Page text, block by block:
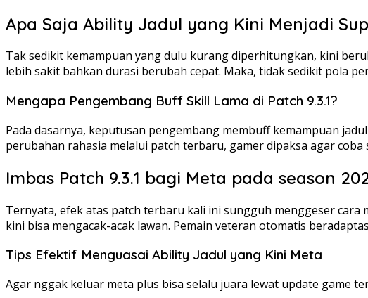
Apa Saja Ability Jadul yang Kini Menjadi
Tak sedikit kemampuan yang dulu kurang diperhitungkan, kini
lebih sakit bahkan durasi berubah cepat. Maka, tidak sedikit pola
Mengapa Pengembang Buff Skill Lama di Patch 9.3.1?
Pada dasarnya, keputusan pengembang membuff kemampuan
perubahan rahasia melalui patch terbaru, gamer dipaksa agar
Imbas Patch 9.3.1 bagi Meta pada season
Ternyata, efek atas patch terbaru kali ini sungguh menggeser
kini bisa mengacak-acak lawan. Pemain veteran otomatis
Tips Efektif Menguasai Ability Jadul yang Kini Meta
Agar nggak keluar meta plus bisa selalu juara lewat update game